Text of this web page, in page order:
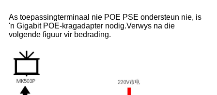
As toepassingterminaal nie POE PSE ondersteun nie, is
'n Gigabit POE-kragadapter nodig.Verwys na die
volgende figuur vir bedrading.